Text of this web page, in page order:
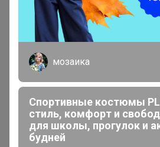
200
мозаика
Спортивные костюмы
стиль, комфорт и
для школы, прогулок и
будней